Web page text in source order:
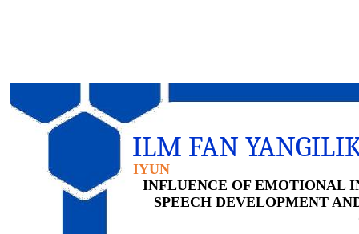
ILM FAN
IYUN
INFLUENCE OF EMOTIONAL
SPEECH DEVELOPMENT